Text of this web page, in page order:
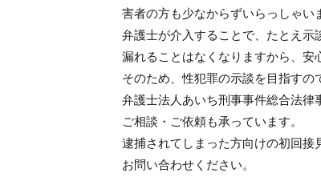
害者の方も少なからずいらっしゃい
弁護士が介入することで、たとえ示
漏れることはなくなりますから、安
そのため、性犯罪の示談を目指すの
弁護士法人あいち刑事事件総合法
ご相談・ご依頼も承っています。
逮捕されてしまった方向けの初回
お問い合わせください。